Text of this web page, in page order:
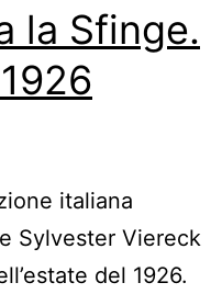
la Sfinge.
italiana
Sylvester Viereck
del 1926.